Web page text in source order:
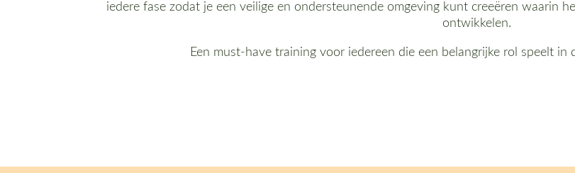
iedere fase zodat je een veilige en ondersteunende omgeving kunt creeëren waarin
ontwikkelen.
Een must-have training voor iedereen die een belangrijke rol speelt in